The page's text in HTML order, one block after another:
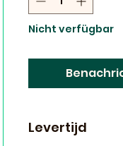
Nicht verfügbar
Levertijd